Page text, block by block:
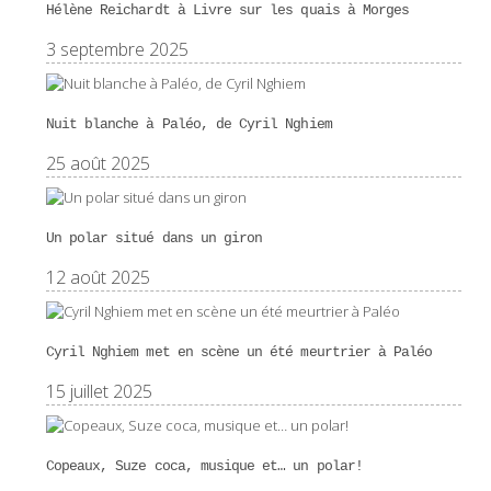
Hélène Reichardt à Livre sur les quais à Morges
3 septembre 2025
Nuit blanche à Paléo, de Cyril Nghiem
25 août 2025
Un polar situé dans un giron
12 août 2025
Cyril Nghiem met en scène un été meurtrier à Paléo
15 juillet 2025
Copeaux, Suze coca, musique et… un polar!